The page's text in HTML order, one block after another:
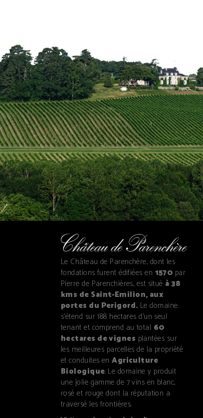
Le Château de Parenchère, dont les
fondations furent édifiées en 1570 par
Pierre de Parenchières, est situé à 38
kms de Saint-Emilion, aux
portes du Perigord. Le domaine
s'étend sur 188 hectares d'un seul
tenant et comprend au total 60
hectares de vignes plantées sur
les meilleures parcelles de la propriété
et conduites enAgriculture
Biologique. Le domaine y produit
une jolie gamme de 7 vins en blanc,
rosé et rouge dont la réputation a
traversé les frontières.